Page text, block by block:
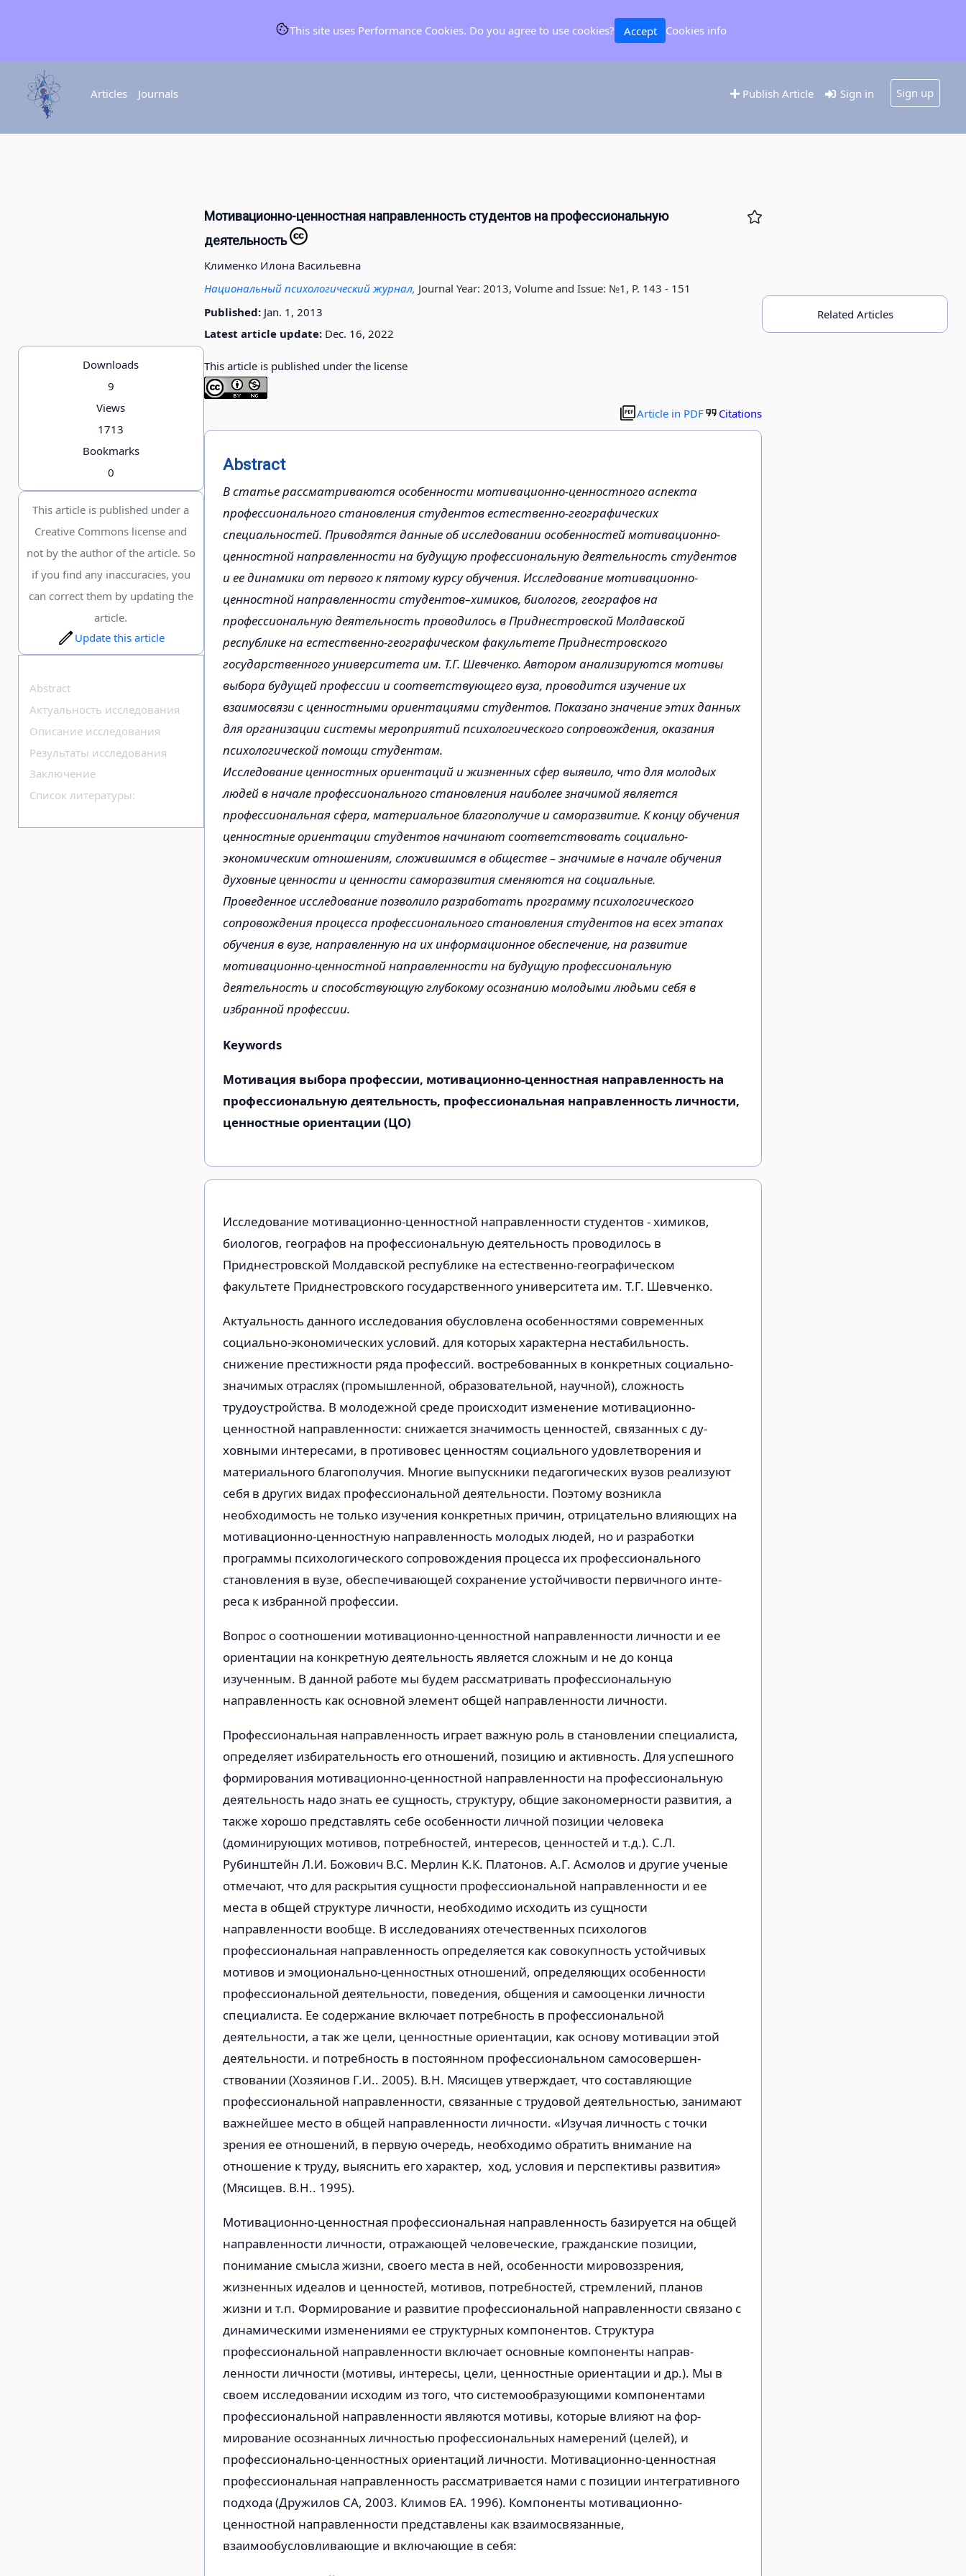
Articles Journals Publish Article Sign in Sign up
Downloads
9
Views
1713
Bookmarks
0
This article is published under a
Creative Commons license and
not by the author of the article. So
if you find any inaccuracies, you
can correct them by updating the
article.
Update this article
Abstract
Актуальность исследования
Описание исследования
Результаты исследования
Заключение
Список литературы:
Мотивационно-ценностная направленность студентов на профессиональную
деятельность
Клименко Илона Васильевна
Национальный психологический журнал, Journal Year: 2013, Volume and Issue: №1, P. 143 - 151
Published:Jan. 1, 2013
Latest article update:Dec. 16, 2022
This article is published under the license
Article in PDF Citations
Abstract
В статье рассматриваются особенности мотивационно-ценностного аспекта
профессионального становления студентов естественно-географических
специальностей. Приводятся данные об исследовании особенностей мотивационно-
ценностной направленности на будущую профессиональную деятельность студентов
и ее динамики от первого к пятому курсу обучения. Исследование мотивационно-
ценностной направленности студентов–химиков, биологов, географов на
профессиональную деятельность проводилось в Приднестровской Молдавской
республике на естественно-географическом факультете Приднестровского
государственного университета им. Т.Г. Шевченко. Автором анализируются мотивы
выбора будущей профессии и соответствующего вуза, проводится изучение их
взаимосвязи с ценностными ориентациями студентов. Показано значение этих данных
для организации системы мероприятий психологического сопровождения, оказания
психологической помощи студентам.
Исследование ценностных ориентаций и жизненных сфер выявило, что для молодых
людей в начале профессионального становления наиболее значимой является
профессиональная сфера, материальное благополучие и саморазвитие. К концу обучения
ценностные ориентации студентов начинают соответствовать социально-
экономическим отношениям, сложившимся в обществе – значимые в начале обучения
духовные ценности и ценности саморазвития сменяются на социальные.
Проведенное исследование позволило разработать программу психологического
сопровождения процесса профессионального становления студентов на всех этапах
обучения в вузе, направленную на их информационное обеспечение, на развитие
мотивационно-ценностной направленности на будущую профессиональную
деятельность и способствующую глубокому осознанию молодыми людьми себя в
избранной профессии.
Keywords
Мотивация выбора профессии, мотивационно-ценностная направленность на
профессиональную деятельность, профессиональная направленность личности,
ценностные ориентации (ЦО)
Исследование мотивационно­-ценностной направленности студентов - химиков,
биологов, географов на профессиональную дея­тельность проводилось в
Приднестров­ской Молдавской республике на есте­ственно-географическом
факультете Приднестровского государственного университета им. Т.Г. Шевченко.
Актуальность данного исследования обусловлена особенностями современ­ных
социально-экономических условий. для которых характерна нестабильность.
снижение престижности ряда профессий. востребованных в конкретных социаль­но-
значимых отраслях (промышленной, образовательной, научной), сложность
трудоустройства. В молодежной среде происходит изменение мотивационно­
ценностной направленности: снижается значимость ценностей, связанных с ду­
ховными интересами, в противовес цен­ностям социального удовлетворения и
материального благополучия. Многие вы­пускники педагогических вузов реализуют
себя в других видах профессиональной деятельности. Поэтому возникла
необходимость не только изучения конкрет­ных причин, отрицательно влияющих на
мотивационно-ценностную направлен­ность молодых людей, но и разработки
программы психологического сопрово­ждения процесса их профессионального
становления в вузе, обеспечивающей со­хранение устойчивости первичного инте­
реса к избранной профессии.
Вопрос о соотношении мотивацион­но-ценностной направленности лич­ности и ее
ориентации на конкретную деятельность является сложным и не до конца
изученным. В данной работе мы будем рассматривать профессиональ­ную
направленность как основной эле­мент общей направленности личности.
Профессиональная направленность играет важную роль в становлении спе­циалиста,
определяет избирательность его отношений, позицию и активность. Для успешного
формирования мотива­ционно-ценностной направленности на профессиональную
деятельность надо знать ее сущность, структуру, общие за­кономерности развития, а
также хорошо представлять себе особенности личной позиции человека
(доминирующих мо­тивов, потребностей, интересов, ценно­стей и т.д.). С.Л.
Рубинштейн Л.И. Божович В.С. Мерлин К.К. Платонов. А.Г. Асмолов и другие ученые
отмечают, что для рас­крытия сущности профессиональной на­правленности и ее
места в общей струк­туре личности, необходимо исходить из сущности
направленности вообще. В исследованиях отечественных психо­логов
профессиональная направленность определяется как совокупность устойчи­вых
мотивов и эмоционально-ценностных отношений, определяющих особен­ности
профессиональной деятельности, поведения, общения и самооценки лич­ности
специалиста. Ее содержание вклю­чает потребность в профессиональной
деятельности, а так же цели, ценностные ориентации, как основу мотивации этой
деятельности. и потребность в постоян­ном профессиональном самосовершен­
ствовании (Хозяинов Г.И.. 2005). В.Н. Мясищев утверждает, что составляющие
профессиональной направленности, свя­занные с трудовой деятельностью, зани­мают
важнейшее место в общей направ­ленности личности. «Изучая личность с точки
зрения ее отношений, в первую очередь, необходимо обратить внимание на
отношение к труду, выяснить его характер, ход, условия и перспективы развития»
(Мясищев. В.Н.. 1995).
Мотивационно-ценностная професси­ональная направленность базируется на общей
направленности личности, отра­жающей человеческие, гражданские по­зиции,
понимание смысла жизни, своего места в ней, особенности мировоззрения,
жизненных идеалов и ценностей, мо­тивов, потребностей, стремлений, пла­нов
жизни и т.п. Формирование и разви­тие профессиональной направленности связано с
динамическими изменениями ее структурных компонентов. Структу­ра
профессиональной направленности включает основные компоненты направ­
ленности личности (мотивы, интересы, цели, ценностные ориентации и др.). Мы в
своем исследовании исходим из того, что системообразующими компонентами
профессиональной направленности яв­ляются мотивы, которые влияют на фор­
мирование осознанных личностью профессиональных намерений (целей), и
профессионально-ценностных ориента­ций личности. Мотивационно-ценност­ная
профессиональная направленность рассматривается нами с позиции интегративного
подхода (Дружилов СА, 2003. Климов ЕА. 1996). Компоненты мотиваци­онно-
ценностной направленности пред­ставлены как взаимосвязанные,
взаимообусловливающие и включающие в себя:
Related Articles
This site uses Performance Cookies. Do you agree to use cookies? Accept Cookies info